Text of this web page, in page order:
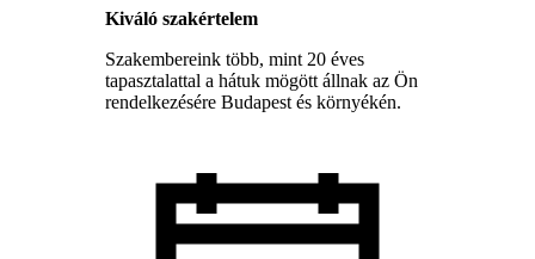
Kiváló szakértelem
Szakembereink több, mint 20 éves
tapasztalattal a hátuk mögött állnak az Ön
rendelkezésére Budapest és környékén.